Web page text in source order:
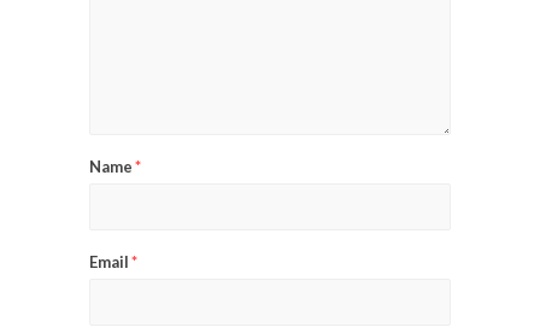
Name*
Email*